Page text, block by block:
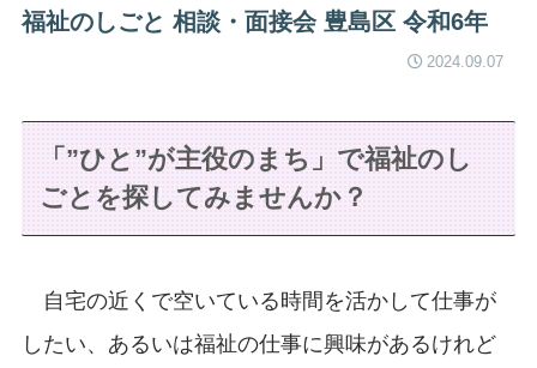
福祉のしごと 相談・面接会 豊島区 令和6年
2024.09.07
「”ひと”が主役のまち」で福祉のし
ごとを探してみませんか？
自宅の近くで空いている時間を活かして仕事が
したい、あるいは福祉の仕事に興味があるけれど